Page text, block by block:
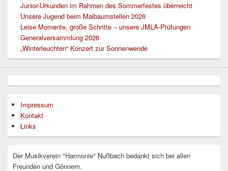
Junior-Urkunden im Rahmen des Sommerfestes überreicht
Unsere Jugend beim Maibaumstellen 2026
Leise Momente, große Schritte – unsere JMLA-Prüfungen
Generalversammlung 2026
„Winterleuchten“ Konzert zur Sonnenwende
Impressum
Kontakt
Links
Der Musikverein "Harmonie" Nußbach bedankt sich bei allen
Freunden und Gönnern.